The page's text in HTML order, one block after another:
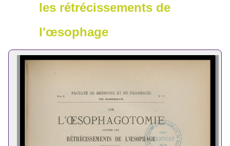
les rétrécissements de
l'œsophage